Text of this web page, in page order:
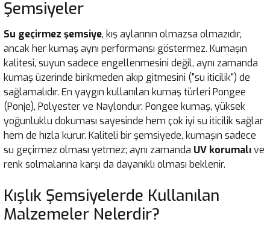
Şemsiyeler
Su geçirmez şemsiye, kış aylarının olmazsa olmazıdır,
ancak her kumaş aynı performansı göstermez. Kumaşın
kalitesi, suyun sadece engellenmesini değil, aynı zamanda
kumaş üzerinde birikmeden akıp gitmesini ("su iticilik") de
sağlamalıdır. En yaygın kullanılan kumaş türleri Pongee
(Ponje), Polyester ve Naylondur. Pongee kumaş, yüksek
yoğunluklu dokuması sayesinde hem çok iyi su iticilik sağlar
hem de hızla kurur. Kaliteli bir şemsiyede, kumaşın sadece
su geçirmez olması yetmez; aynı zamanda UV korumalıve
renk solmalarına karşı da dayanıklı olması beklenir.
Kışlık Şemsiyelerde Kullanılan
Malzemeler Nelerdir?